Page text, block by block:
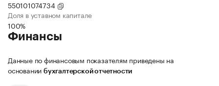
550101074734
Доля в уставном капитале
100%
Финансы
Данные по финансовым показателям приведены на
основании бухгалтерской отчетности